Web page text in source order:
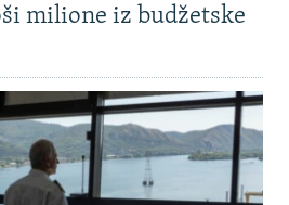
milione iz budžetske